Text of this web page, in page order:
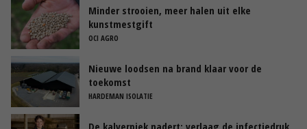
Minder strooien, meer halen uit elke
kunstmestgift
OCI AGRO
Nieuwe loodsen na brand klaar voor de
toekomst
HARDEMAN ISOLATIE
De kalverpiek nadert: verlaag de infectiedruk